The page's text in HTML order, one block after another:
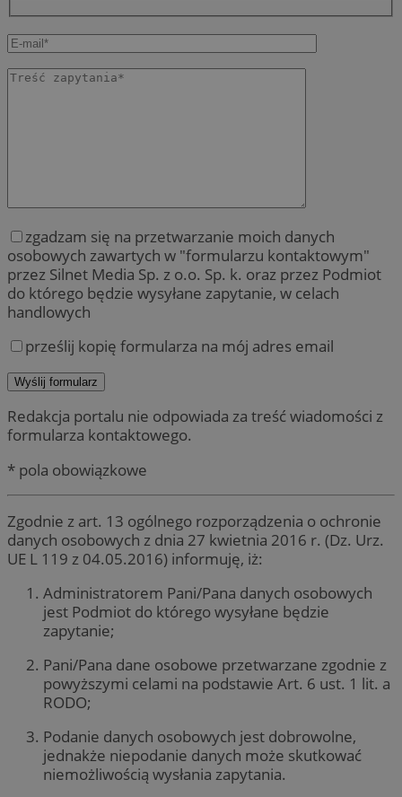
zgadzam się na przetwarzanie moich danych
osobowych zawartych w "formularzu kontaktowym"
przez Silnet Media Sp. z o.o. Sp. k. oraz przez Podmiot
do którego będzie wysyłane zapytanie, w celach
handlowych
prześlij kopię formularza na mój adres email
Redakcja portalu nie odpowiada za treść wiadomości z
formularza kontaktowego.
* pola obowiązkowe
Zgodnie z art. 13 ogólnego rozporządzenia o ochronie
danych osobowych z dnia 27 kwietnia 2016 r. (Dz. Urz.
UE L 119 z 04.05.2016) informuję, iż:
Administratorem Pani/Pana danych osobowych
jest Podmiot do którego wysyłane będzie
zapytanie;
Pani/Pana dane osobowe przetwarzane zgodnie z
powyższymi celami na podstawie Art. 6 ust. 1 lit. a
RODO;
Podanie danych osobowych jest dobrowolne,
jednakże niepodanie danych może skutkować
niemożliwością wysłania zapytania.